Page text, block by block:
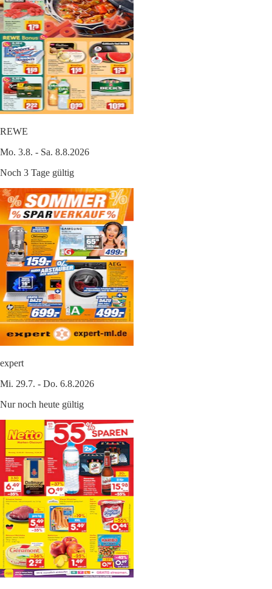
REWE
Mo. 3.8. - Sa. 8.8.2026
Noch 3 Tage gültig
expert
Mi. 29.7. - Do. 6.8.2026
Nur noch heute gültig